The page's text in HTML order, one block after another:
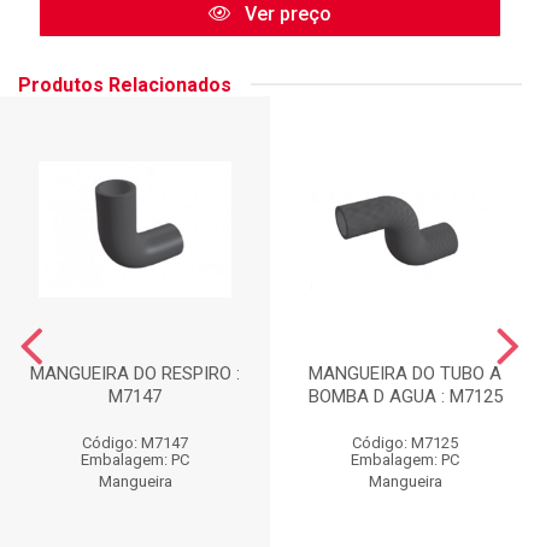
Ver preço
Produtos Relacionados
MANGUEIRA DO RESPIRO :
M7147
Código: M7147
Embalagem: PC
Mangueira
MANGUEIRA DO TUBO A
BOMBA D AGUA : M7125
Código: M7125
Embalagem: PC
Mangueira